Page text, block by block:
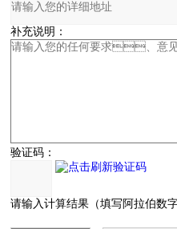
补充说明：
验证码：
请输入计算结果（填写阿拉伯数字）